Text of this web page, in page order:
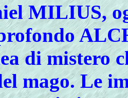
MILIUS,
di mistero
mago. Le